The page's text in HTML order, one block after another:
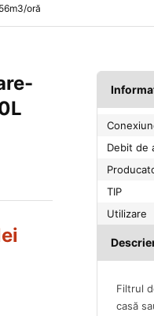
oră
Debit de
TIP
Utilizare
Filtrul
casă